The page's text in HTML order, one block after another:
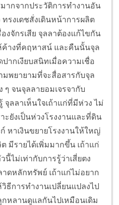
กจากประวัติการทำงานอัน
รงเดชสั่งเดินหน้าการผลิต
งจักรเสีย จุลลาต้องแก้ไขกัน
างที่คฤหาสน์ และคืนนั้นจุล
ากเงียบสนิทเมื่อความเชื่อ
มพยายามที่จะสื่อสารกับจุล
ๆ จนจุลลายอมเจรจากับ
จุลลาเห็นใจเถ้าแก่ที่มีห่วง ไม่
ะยังเป็นห่วงโรงงานและที่ดิน
หาเงินขยายโรงงานให้ใหญ่
มีรายได้เพิ่มมากขึ้น เถ้าแก่
ไม่เท่ากับการรู้ว่าเสี่ยตง
ดหลักทรัพย์ เถ้าแก่ไม่อยาก
ธีการทำงานเปลี่ยนแปลงไป
หลานดูแลกันไปเหมือนเดิม